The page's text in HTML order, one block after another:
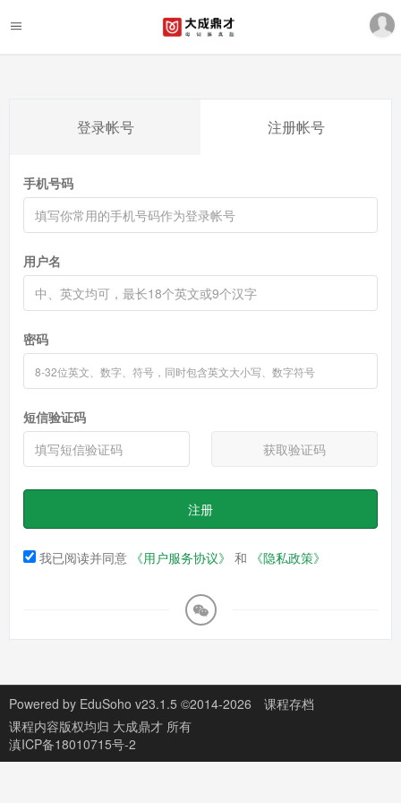
登录帐号 注册帐号
手机号码
用户名
密码
短信验证码
获取验证码
注册
我已阅读并同意 《用户服务协议》 和 《隐私政策》
Powered by EduSoho v23.1.5 ©2014-2026
课程存档
课程内容版权均归 大成鼎才 所有
滇ICP备18010715号-2